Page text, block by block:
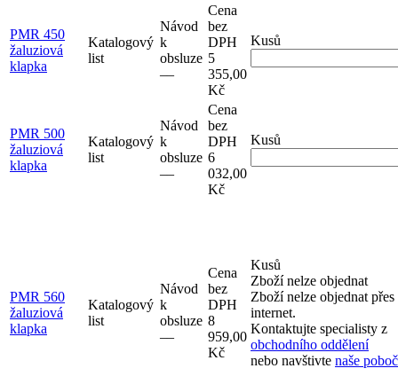
PMR 450
žaluziová
klapka
Katalogový
list
Návod
k
obsluze
–⁠–⁠
Cena
bez
DPH
5
355,00
Kč
Kusů
PMR 500
žaluziová
klapka
Katalogový
list
Návod
k
obsluze
–⁠–⁠
Cena
bez
DPH
6
032,00
Kč
Kusů
PMR 560
žaluziová
klapka
Katalogový
list
Návod
k
obsluze
–⁠–⁠
Cena
bez
DPH
8
959,00
Kč
Kusů
Zboží nelze objednat
Zboží nelze objednat přes
internet.
Kontaktujte specialisty z
obchodního oddělení
nebo navštivte naše